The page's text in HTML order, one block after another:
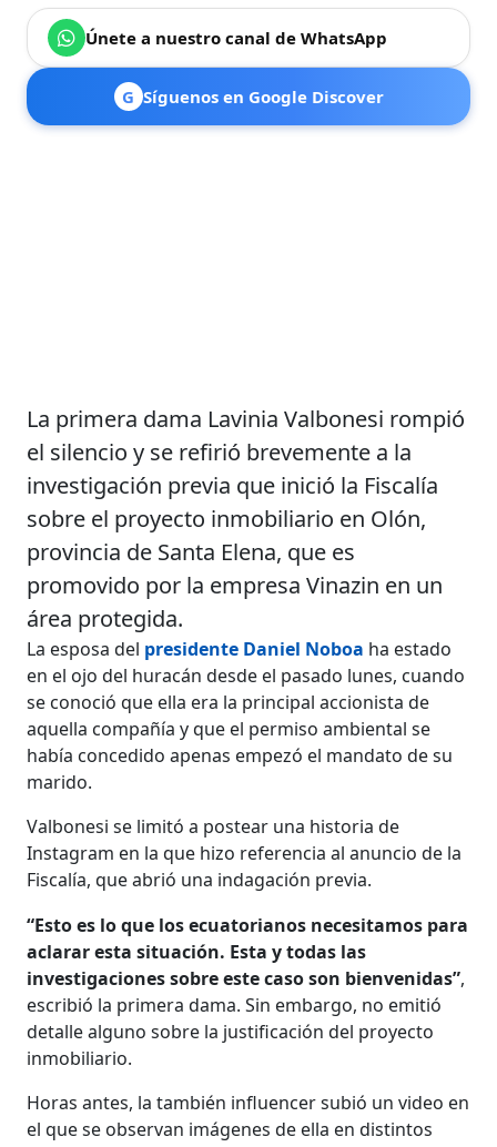
Únete a nuestro canal de WhatsApp
G Síguenos en Google Discover
La primera dama Lavinia Valbonesi rompió
el silencio y se refirió brevemente a la
investigación previa que inició la Fiscalía
sobre el proyecto inmobiliario en Olón,
provincia de Santa Elena, que es
promovido por la empresa Vinazin en un
área protegida.
La esposa del presidente Daniel Noboa ha estado
en el ojo del huracán desde el pasado lunes, cuando
se conoció que ella era la principal accionista de
aquella compañía y que el permiso ambiental se
había concedido apenas empezó el mandato de su
marido.
Valbonesi se limitó a postear una historia de
Instagram en la que hizo referencia al anuncio de la
Fiscalía, que abrió una indagación previa.
“Esto es lo que los ecuatorianos necesitamos para
aclarar esta situación. Esta y todas las
investigaciones sobre este caso son bienvenidas”,
escribió la primera dama. Sin embargo, no emitió
detalle alguno sobre la justificación del proyecto
inmobiliario.
Horas antes, la también influencer subió un video en
el que se observan imágenes de ella en distintos